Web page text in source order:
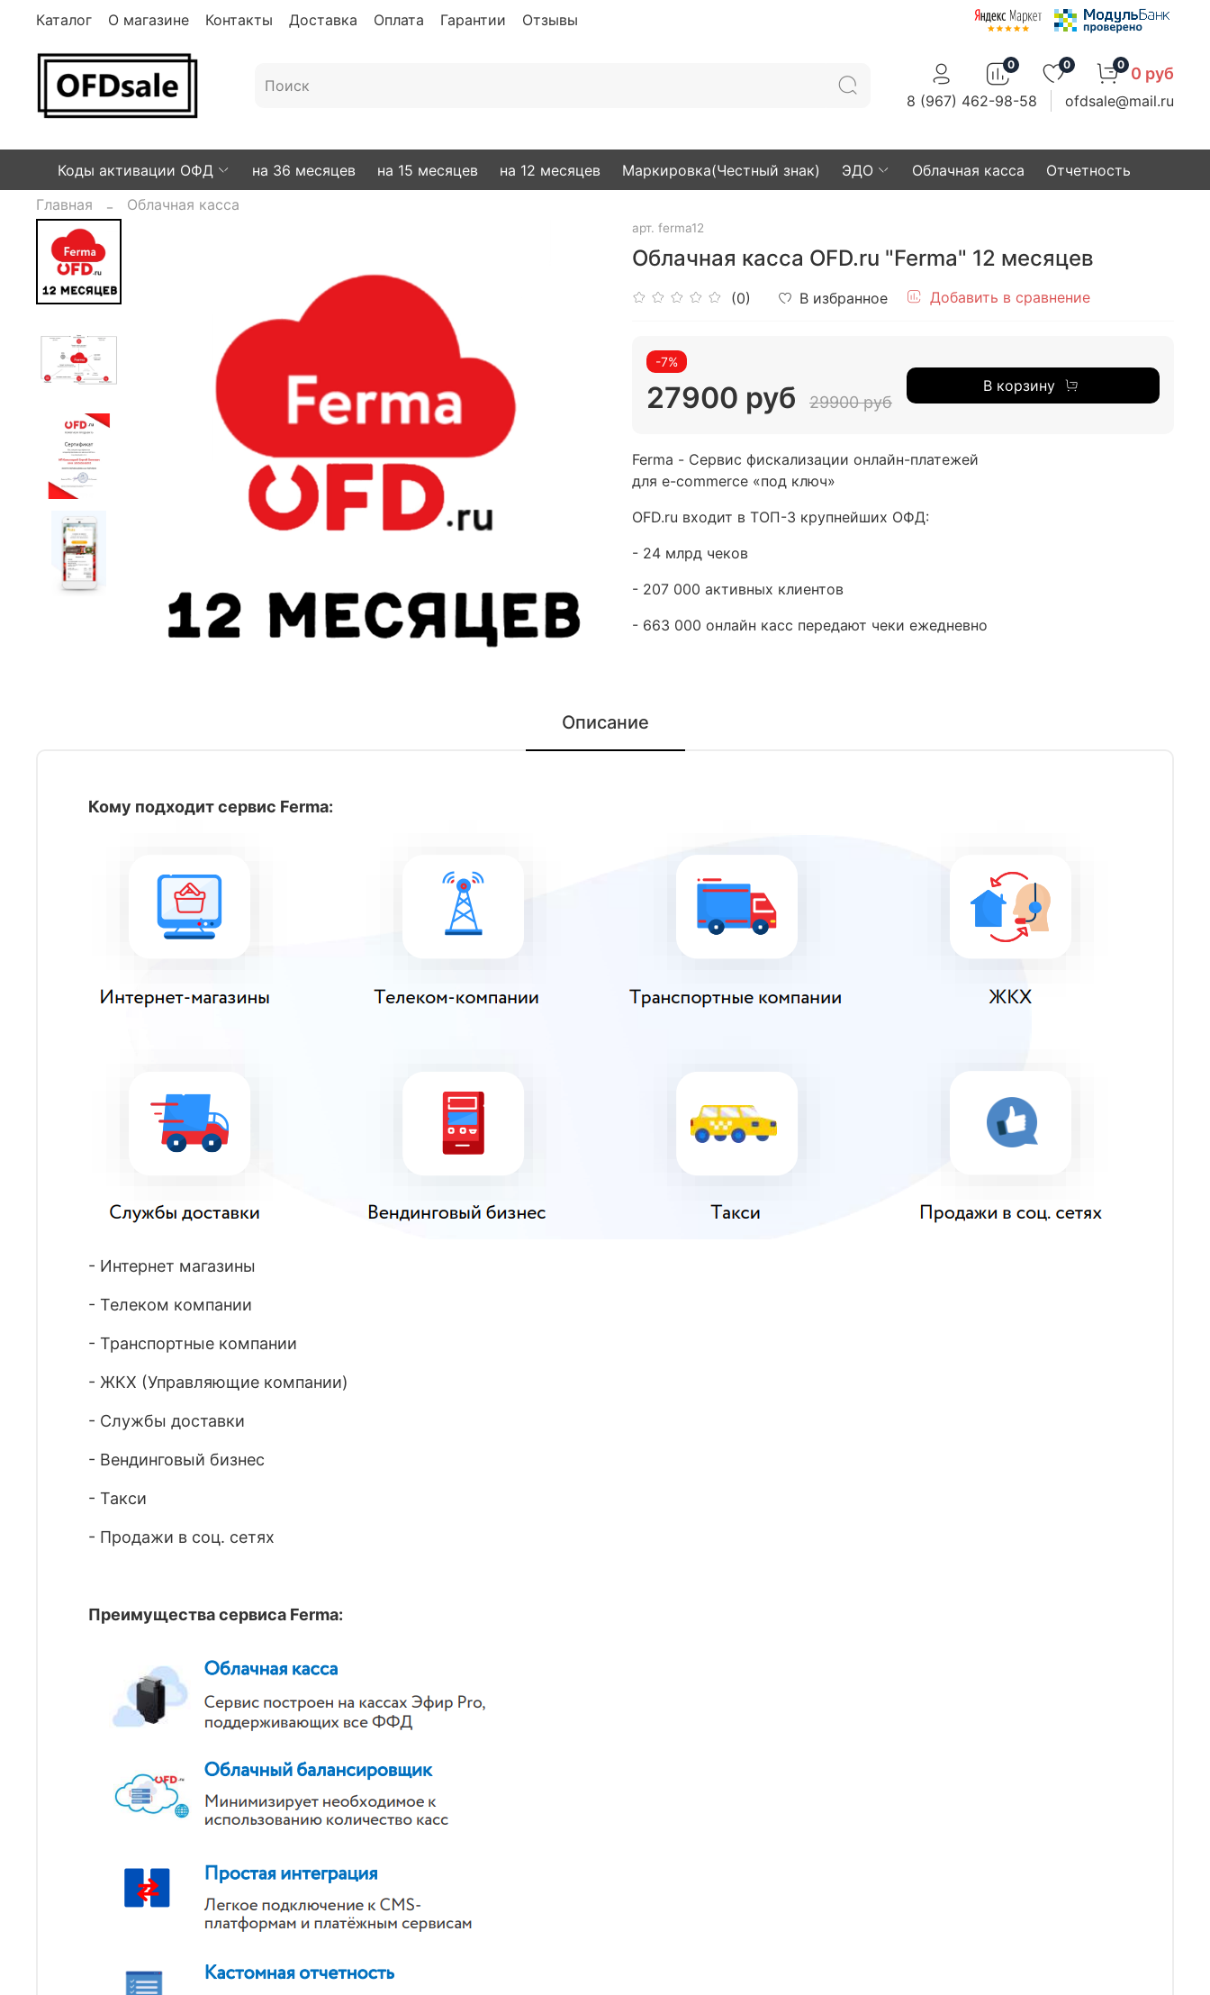
Каталог О магазине Контакты Доставка Оплата Гарантии Отзывы
0 0 0 0 руб
8 (967) 462-98-58 ofdsale@mail.ru
Коды активации ОФД на 36 месяцев на 15 месяцев на 12 месяцев Маркировка(Честный знак) ЭДО Облачная касса
Отчетность
Главная
Облачная касса
арт. ferma12
Облачная касса OFD.ru "Ferma" 12 месяцев
(0) В избранное Добавить в сравнение
-7%
27900 руб 29900 руб
В корзину
Ferma - Сервис фискализации онлайн-платежей
для e-commerce «под ключ»
OFD.ru входит в ТОП-3 крупнейших ОФД:
- 24 млрд чеков
- 207 000 активных клиентов
- 663 000 онлайн касс передают чеки ежедневно
Описание
Кому подходит сервис Ferma:
- Интернет магазины
- Телеком компании
- Транспортные компании
- ЖКХ (Управляющие компании)
- Службы доставки
- Вендинговый бизнес
- Такси
- Продажи в соц. сетях
Преимущества сервиса Ferma: